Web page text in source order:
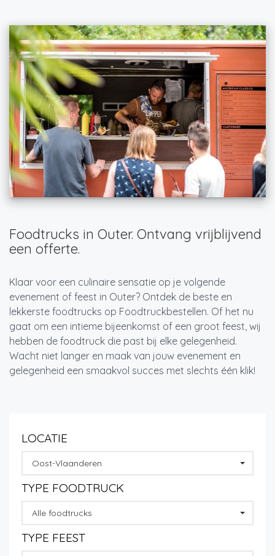
Foodtrucks in Outer. Ontvang vrijblijvend
een offerte.
Klaar voor een culinaire sensatie op je volgende
evenement of feest in Outer? Ontdek de beste en
lekkerste foodtrucks op Foodtruckbestellen. Of het nu
gaat om een intieme bijeenkomst of een groot feest, wij
hebben de foodtruck die past bij elke gelegenheid.
Wacht niet langer en maak van jouw evenement en
gelegenheid een smaakvol succes met slechts één klik!
LOCATIE
Oost-Vlaanderen
TYPE FOODTRUCK
Alle foodtrucks
TYPE FEEST